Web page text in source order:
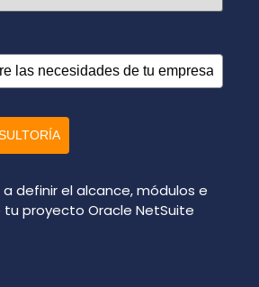
definir el alcance, módulos e
tu proyecto Oracle NetSuite